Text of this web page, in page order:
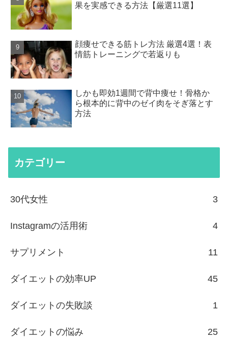
果を実感できる方法【厳選11選】
顔痩せできる筋トレ方法 厳選4選！表
情筋トレーニングで若返りも
しかも即効1週間で背中痩せ！骨格か
ら根本的に背中のゼイ肉をそぎ落とす
方法
カテゴリー
30代女性 3
Instagramの活用術 4
サプリメント 11
ダイエットの効率UP 45
ダイエットの失敗談 1
ダイエットの悩み 25